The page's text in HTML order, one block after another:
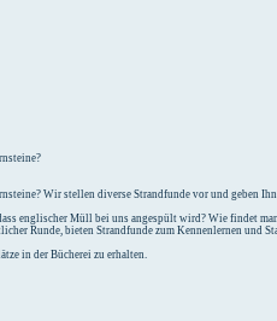
Wir stellen diverse Strandfunde vor und geben
englischer Müll bei uns angespült wird? Wie findet
Runde, bieten Strandfunde zum Kennenlernen und
in der Bücherei zu erhalten.